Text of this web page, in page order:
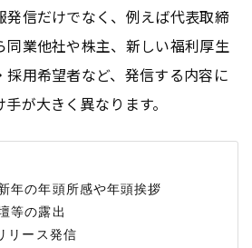
発信だけでなく、例えば代表取締
同業他社や株主、新しい福利厚生
採用希望者など、発信する内容に
が大きく異なります。
年の年頭所感や年頭挨拶
等の露出
リース発信